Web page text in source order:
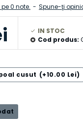
0 note. - Spune-ţi
IN STOC
Cod produs:
cusut (+10.00 Lei)